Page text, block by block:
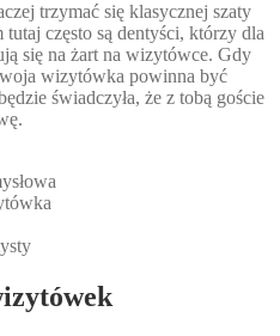
trzymać się klasycznej szaty
często są dentyści, którzy dla
się na żart na wizytówce. Gdy
wizytówka powinna być
świadczyła, że z tobą goście